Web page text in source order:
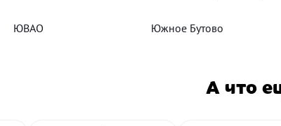
ЮВАО Южное Бутово
А что